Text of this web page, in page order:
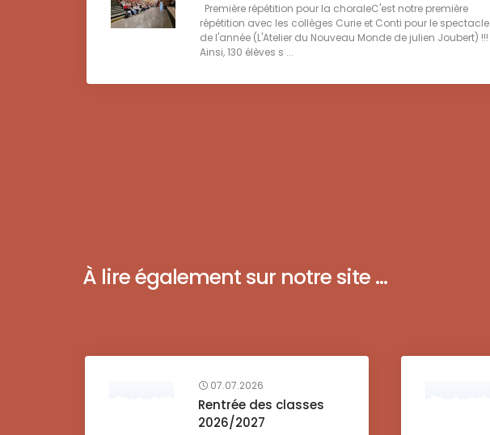
Première répétition pour la choraleC'est notre première
répétition avec les collèges Curie et Conti pour le spectacle
de l'année (L'Atelier du Nouveau Monde de julien Joubert) !!!
Ainsi, 130 élèves s ...
À lire également sur notre site ...
07.07.2026
Rentrée des classes
2026/2027